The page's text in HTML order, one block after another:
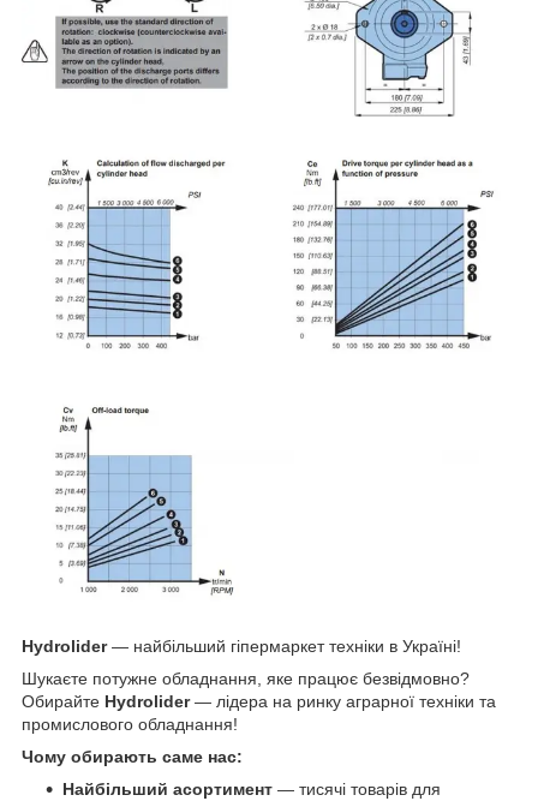
Hydrolider— найбільший гіпермаркет техніки в Україні!
Шукаєте потужне обладнання, яке працює безвідмовно?
Обирайте Hydrolider— лідера на ринку аграрної техніки та
промислового обладнання!
Чому обирають саме нас:
Найбільший асортимент — тисячі товарів для